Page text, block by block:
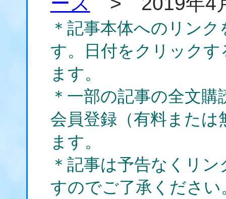
＊記事本体へのリン
す。日付をクリック
ます。
＊一部の記事の全文
会員登録（有料また
ます。
＊記事は予告なくリ
すのでご了承ください